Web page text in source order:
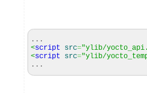
...
<script src="ylib/
<script src="ylib/
...